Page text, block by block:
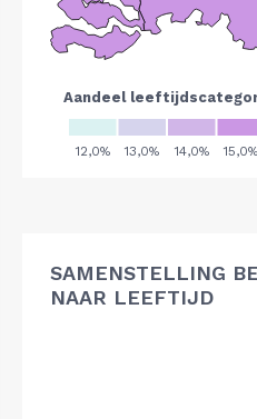
SAMENSTELLING
NAAR LEEFTIJD